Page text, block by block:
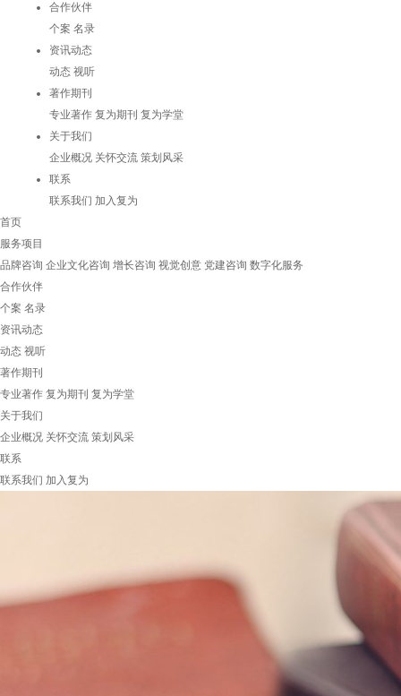
合作伙伴
个案 名录
资讯动态
动态 视听
著作期刊
专业著作 复为期刊 复为学堂
关于我们
企业概况 关怀交流 策划风采
联系
联系我们 加入复为
首页
服务项目
品牌咨询 企业文化咨询 增长咨询 视觉创意 党建咨询 数字化服务
合作伙伴
个案 名录
资讯动态
动态 视听
著作期刊
专业著作 复为期刊 复为学堂
关于我们
企业概况 关怀交流 策划风采
联系
联系我们 加入复为